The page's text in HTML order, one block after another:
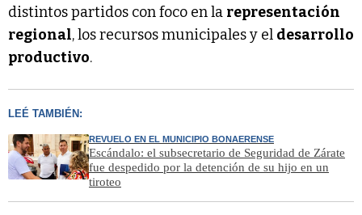
distintos partidos con foco en la representación
regional, los recursos municipales y el desarrollo
productivo.
LEÉ TAMBIÉN:
REVUELO EN EL MUNICIPIO BONAERENSE
Escándalo: el subsecretario de Seguridad de Zárate
fue despedido por la detención de su hijo en un
tiroteo